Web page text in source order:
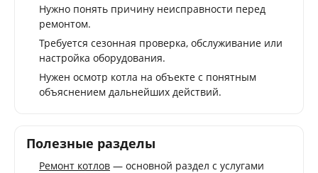
Нужно понять причину неисправности перед
ремонтом.
Требуется сезонная проверка, обслуживание или
настройка оборудования.
Нужен осмотр котла на объекте с понятным
объяснением дальнейших действий.
Полезные разделы
Ремонт котлов — основной раздел с услугами